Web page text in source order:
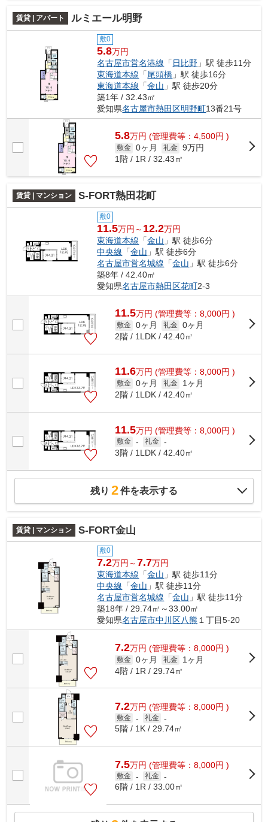
賃貸 | アパート ルミエール明野
敷0
5.8万円
名古屋市営名港線 「 日比野 」駅 徒歩11分
東海道本線 「尾頭橋 」駅 徒歩16分
東海道本線 「金山 」駅 徒歩20分
築1年 / 32.43㎡
愛知県名古屋市熱田区明野町13番21号
5.8万円 (管理費等：4,500円 )
敷金 0ヶ月 礼金 9万円
1階 / 1R / 32.43㎡
賃貸 | マンション S-FORT熱田花町
敷0
11.5万円～ 12.2万円
東海道本線 「金山 」駅 徒歩6分
中央線 「金山 」駅 徒歩6分
名古屋市営名城線 「金山 」駅 徒歩6分
築8年 / 42.40㎡
愛知県名古屋市熱田区花町2-3
11.5万円 (管理費等：8,000円 )
敷金 0ヶ月 礼金 0ヶ月
2階 / 1LDK / 42.40㎡
11.6万円 (管理費等：8,000円 )
敷金 0ヶ月 礼金
1ヶ月
2階 / 1LDK / 42.40㎡
11.5万円 (管理費等：8,000円 )
敷金 - 礼金 -
3階 / 1LDK / 42.40㎡
残り 2件を表示する
賃貸 | マンション S-FORT金山
敷0
7.2万円～7.7万円
東海道本線 「金山 」駅 徒歩11分
中央線 「金山 」駅 徒歩11分
名古屋市営名城線 「金山 」駅 徒歩11分
築18年 / 29.74㎡～33.00㎡
愛知県名古屋市中川区八熊 １丁目5-20
7.2万円 (管理費等：8,000円 )
敷金 0ヶ月 礼金
1ヶ月
4階 / 1R / 29.74㎡
7.2万円 (管理費等：8,000円 )
敷金 - 礼金 -
5階 / 1K / 29.74㎡
7.5万円 (管理費等：8,000円 )
敷金 - 礼金 -
6階 / 1R / 33.00㎡